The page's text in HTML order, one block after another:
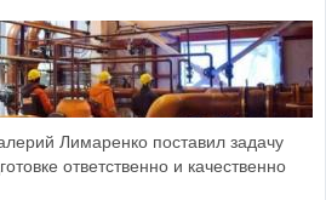
Лимаренко поставил задачу
ответственно и качественно